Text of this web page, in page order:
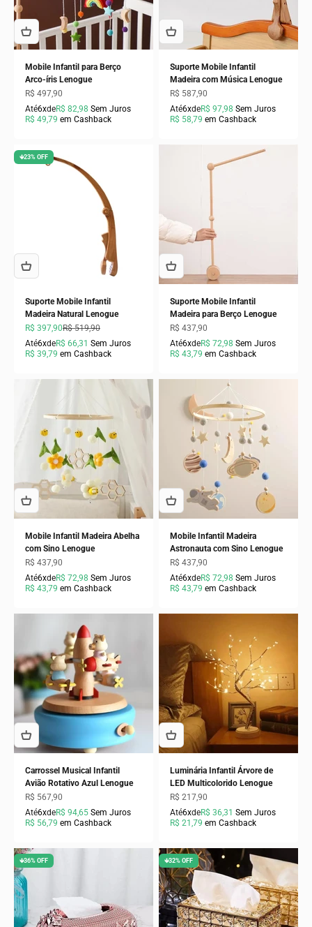
Mobile Infantil para Berço
Arco-íris Lenogue
Preço promocional
R$ 497,90
Até6xdeR$ 82,98 Sem Juros
R$ 49,79 em Cashback
Suporte Mobile Infantil
Madeira com Música Lenogue
Preço promocional
R$ 587,90
Até6xdeR$ 97,98 Sem Juros
R$ 58,79 em Cashback
🡻23% OFF
Suporte Mobile Infantil
Madeira Natural Lenogue
Preço promocional
R$ 397,90Preço normal
R$ 519,90
Até6xdeR$ 66,31 Sem Juros
R$ 39,79 em Cashback
Suporte Mobile Infantil
Madeira para Berço Lenogue
Preço promocional
R$ 437,90
Até6xdeR$ 72,98 Sem Juros
R$ 43,79 em Cashback
Mobile Infantil Madeira Abelha
com Sino Lenogue
Preço promocional
R$ 437,90
Até6xdeR$ 72,98 Sem Juros
R$ 43,79 em Cashback
Mobile Infantil Madeira
Astronauta com Sino Lenogue
Preço promocional
R$ 437,90
Até6xdeR$ 72,98 Sem Juros
R$ 43,79 em Cashback
Carrossel Musical Infantil
Avião Rotativo Azul Lenogue
Preço promocional
R$ 567,90
Até6xdeR$ 94,65 Sem Juros
R$ 56,79 em Cashback
Luminária Infantil Árvore de
LED Multicolorido Lenogue
Preço promocional
R$ 217,90
Até6xdeR$ 36,31 Sem Juros
R$ 21,79 em Cashback
🡻36% OFF 🡻32% OFF